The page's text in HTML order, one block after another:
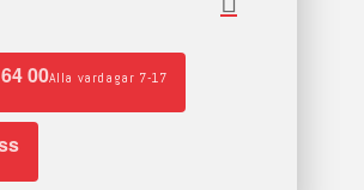
00Alla vardagar 7-17